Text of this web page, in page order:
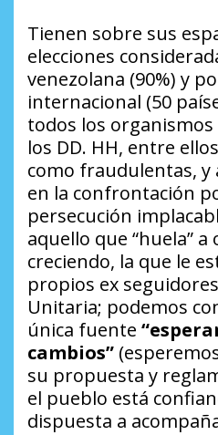
Tienen sobre sus
elecciones
venezolana (90%) y
internacional (50
todos los
los DD. HH, entre
como fraudulentas, y
en la confrontación
persecución
aquello que “huela”
creciendo, la que le
propios ex
Unitaria; podemos
única fuente
cambios”
su propuesta y
el pueblo está
dispuesta a